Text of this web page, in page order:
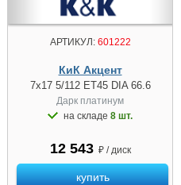
АРТИКУЛ:601222
КиК Акцент
7x17 5/112 ET45 DIA 66.6
Дарк платинум
на складе 8 шт.
12 543 ₽ / диск
купить